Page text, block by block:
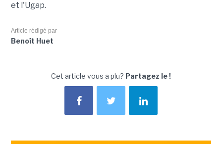
et l'Ugap.
Article rédigé par
Benoît Huet
Cet article vous a plu? Partagez le !